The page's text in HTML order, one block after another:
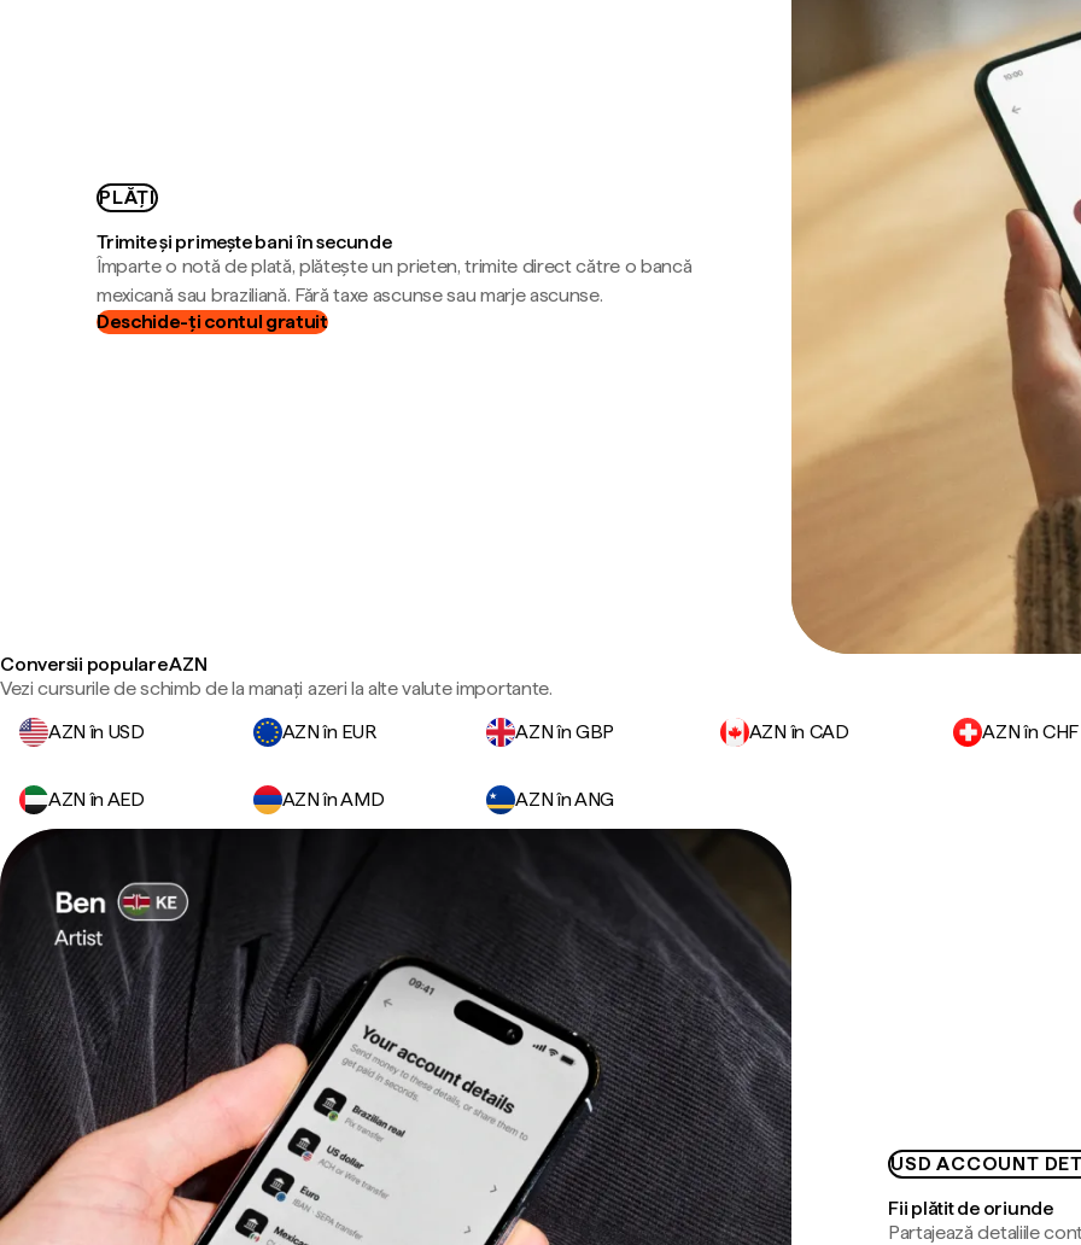
PLĂȚI
Trimite și primește bani în secunde
Împarte o notă de plată, plătește un prieten, trimite direct către o bancă
mexicană sau braziliană. Fără taxe ascunse sau marje ascunse.
Deschide-ți contul gratuit
Conversii populare AZN
Vezi cursurile de schimb de la manați azeri la alte valute importante.
AZN în USD
AZN în EUR AZN în GBP AZN în CAD AZN în CHF
AZN în AED AZN în AMD AZN în ANG
USD ACCOUNT
Fii plătit de oriunde
Partajează detaliile